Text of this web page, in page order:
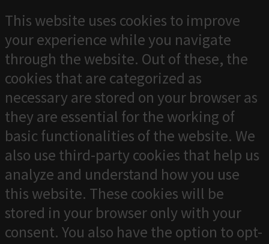
This website uses cookies to improve
your experience while you navigate
through the website. Out of these, the
cookies that are categorized as
necessary are stored on your browser as
they are essential for the working of
basic functionalities of the website. We
also use third-party cookies that help us
analyze and understand how you use
this website. These cookies will be
stored in your browser only with your
consent. You also have the option to opt-